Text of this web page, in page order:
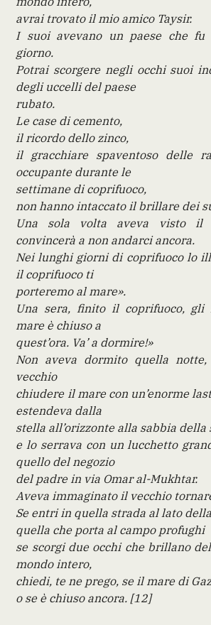
avrai trovato il mio amico Taysir.
I suoi avevano un paese che
giorno.
Potrai scorgere negli occhi suoi
degli uccelli del paese
rubato.
Le case di cemento,
il ricordo dello zinco,
il gracchiare spaventoso delle
occupante durante le
settimane di coprifuoco,
non hanno intaccato il brillare dei
Una sola volta aveva visto il
convincerà a non andarci ancora.
Nei lunghi giorni di coprifuoco lo
il coprifuoco ti
porteremo al mare».
Una sera, finito il coprifuoco, gli
mare è chiuso a
quest’ora. Va’ a dormire!»
Non aveva dormito quella
vecchio
chiudere il mare con un’enorme
estendeva dalla
stella all’orizzonte alla sabbia della
e lo serrava con un lucchetto
quello del negozio
del padre in via Omar al-Mukhtar.
Aveva immaginato il vecchio
Se entri in quella strada al lato
quella che porta al campo profughi
se scorgi due occhi che brillano
mondo intero,
chiedi, te ne prego, se il mare di
o se è chiuso ancora. [12]